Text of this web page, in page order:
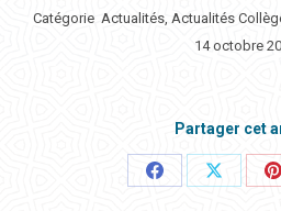
Catégorie Actualités, Actualités
14 octobre
Partager cet
PartagerPartager